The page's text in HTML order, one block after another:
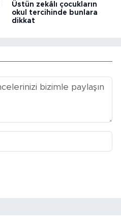
Üstün zekâlı çocukların
okul tercihinde bunlara
dikkat